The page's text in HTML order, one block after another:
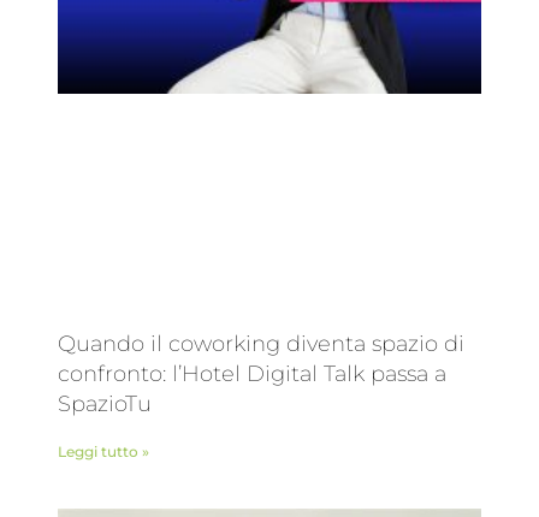
Quando il coworking diventa spazio di
confronto: l’Hotel Digital Talk passa a
SpazioTu
Leggi tutto »